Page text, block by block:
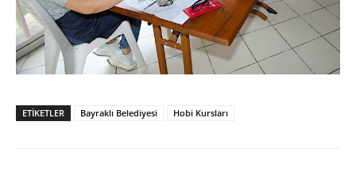
ETİKETLER Bayraklı Belediyesi Hobi Kursları